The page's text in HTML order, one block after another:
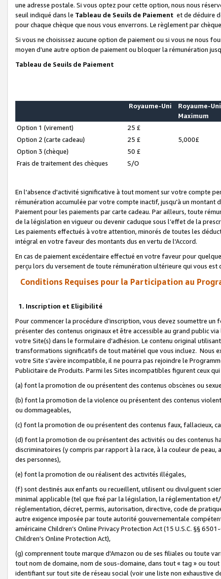
une adresse postale. Si vous optez pour cette option, nous nous
seuil indiqué dans le Tableau de Seuils de Paiement et de déduire
pour chaque chèque que nous vous enverrons. Le règlement par
Si vous ne choisissez aucune option de paiement ou si vous ne nous
moyen d’une autre option de paiement ou bloquer la rémunération
Tableau de Seuils de Paiement
Royaume-Uni
Royaume-Uni
Maximum
Option 1 (virement)
25 £
Option 2 (carte cadeau)
25 £
5,000£
Option 3 (chèque)
50 £
Frais de traitement des chèques
S/O
En l'absence d'activité significative à tout moment sur votre compte
rémunération accumulée par votre compte inactif, jusqu'à un montant
Paiement pour les paiements par carte cadeau. Par ailleurs, toute
de la législation en vigueur ou devenir caduque sous l’effet de la
Les paiements effectués à votre attention, minorés de toutes les
intégral en votre faveur des montants dus en vertu de l'Accord.
En cas de paiement excédentaire effectué en votre faveur pour
perçu lors du versement de toute rémunération ultérieure qui vous est
Conditions Requises pour la Participation au
1. Inscription et Eligibilité
Pour commencer la procédure d’inscription, vous devez soumettre
présenter des contenus originaux et être accessible au grand public
votre Site(s) dans le formulaire d’adhésion. Le contenu original
transformations significatifs de tout matériel que vous incluez. Nous
votre Site s'avère incompatible, il ne pourra pas rejoindre le
Publicitaire de Produits. Parmi les Sites incompatibles figurent ceux
(a) font la promotion de ou présentent des contenus obscènes ou
(b) font la promotion de la violence ou présentent des contenus
ou dommageables,
(c) font la promotion de ou présentent des contenus faux, fallacieux,
(d) font la promotion de ou présentent des activités ou des contenus
discriminatoires (y compris par rapport à la race, à la couleur de
des personnes),
(e) font la promotion de ou réalisent des activités illégales,
(f) sont destinés aux enfants ou recueillent, utilisent ou divulguent
minimal applicable (tel que fixé par la législation, la réglementation
réglementation, décret, permis, autorisation, directive, code de
autre exigence imposée par toute autorité gouvernementale
américaine Children’s Online Privacy Protection Act (15 U.S.C. §§
Children’s Online Protection Act),
(g) comprennent toute marque d'Amazon ou de ses filiales ou toute
tout nom de domaine, nom de sous-domaine, dans tout « tag » ou
identifiant sur tout site de réseau social (voir une liste non exhaustive